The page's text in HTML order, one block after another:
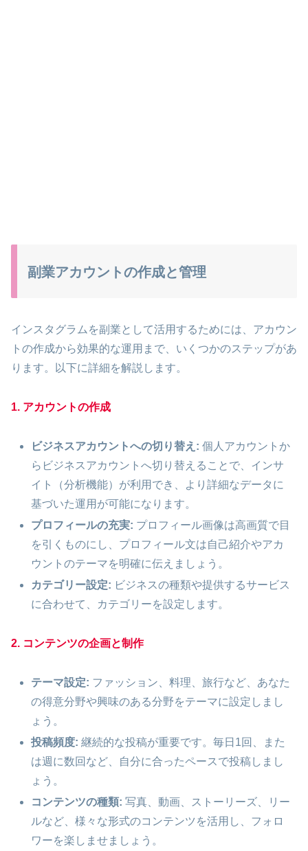
副業アカウントの作成と管理
インスタグラムを副業として活用するためには、アカウン
トの作成から効果的な運用まで、いくつかのステップがあ
ります。以下に詳細を解説します。
1. アカウントの作成
ビジネスアカウントへの切り替え: 個人アカウントか
らビジネスアカウントへ切り替えることで、インサ
イト（分析機能）が利用でき、より詳細なデータに
基づいた運用が可能になります。
プロフィールの充実: プロフィール画像は高画質で目
を引くものにし、プロフィール文は自己紹介やアカ
ウントのテーマを明確に伝えましょう。
カテゴリー設定: ビジネスの種類や提供するサービス
に合わせて、カテゴリーを設定します。
2. コンテンツの企画と制作
テーマ設定: ファッション、料理、旅行など、あなた
の得意分野や興味のある分野をテーマに設定しまし
ょう。
投稿頻度: 継続的な投稿が重要です。毎日1回、また
は週に数回など、自分に合ったペースで投稿しまし
ょう。
コンテンツの種類: 写真、動画、ストーリーズ、リー
ルなど、様々な形式のコンテンツを活用し、フォロ
ワーを楽しませましょう。